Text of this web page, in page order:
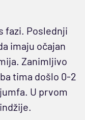
fazi. Poslednji
imaju očajan
Zanimljivo
tima došlo 0-2
U prvom